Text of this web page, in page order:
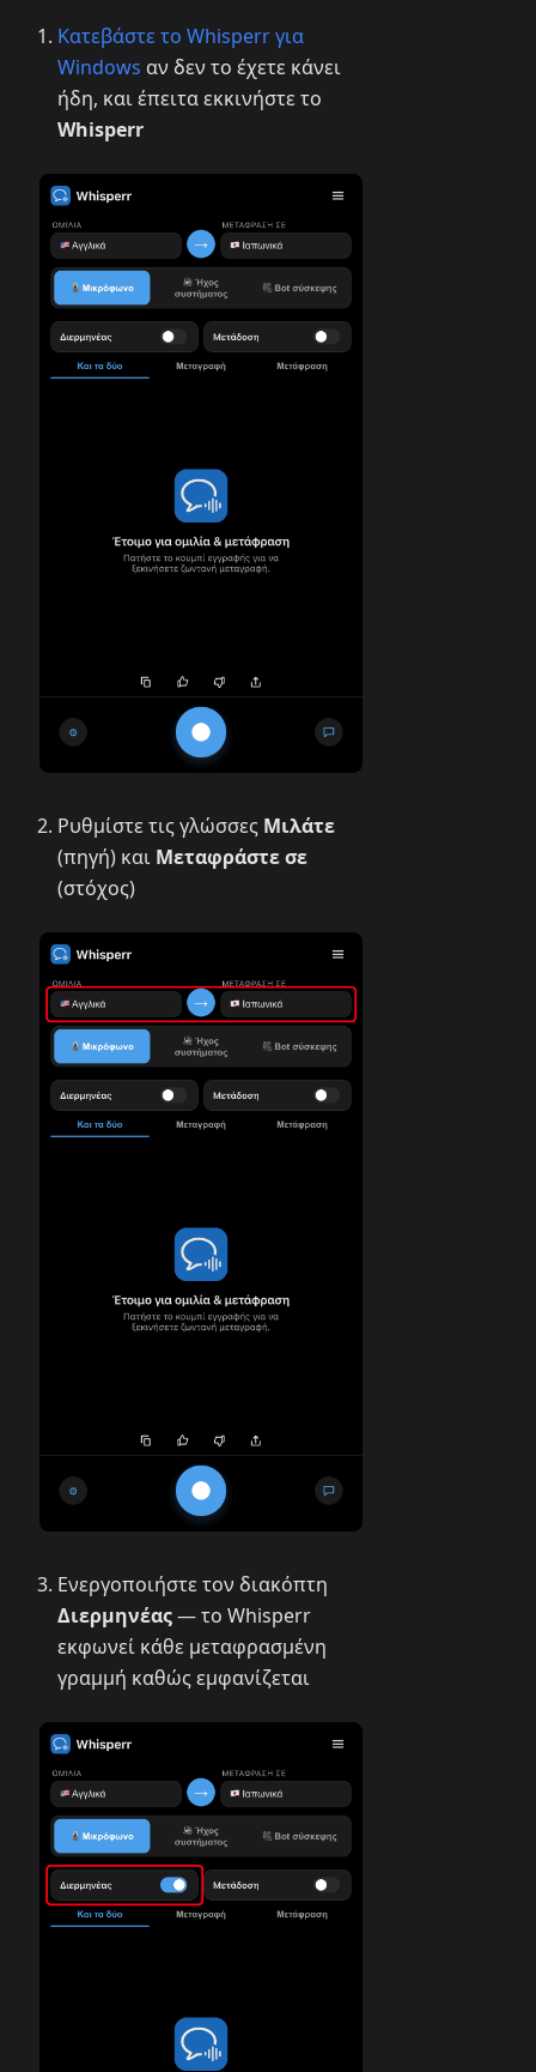
Κατεβάστε το Whisperr για
Windows αν δεν το έχετε κάνει
ήδη, και έπειτα εκκινήστε το
Whisperr
Ρυθμίστε τις γλώσσες Μιλάτε
(πηγή) και Μεταφράστε σε
(στόχος)
Ενεργοποιήστε τον διακόπτη
Διερμηνέας— το Whisperr
εκφωνεί κάθε μεταφρασμένη
γραμμή καθώς εμφανίζεται